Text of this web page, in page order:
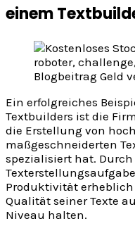
einem
Ein erfolgreiches
Textbuilders ist die
die Erstellung von
maßgeschneiderten
spezialisiert hat.
Produktivität
Qualität seiner Texte
Niveau halten.